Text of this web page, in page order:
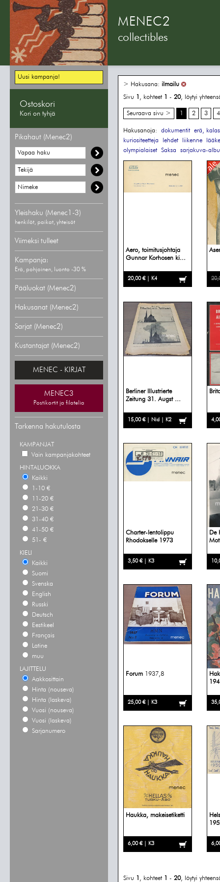
MENEC2
collectibles
Uusi kampanja!
Ostoskori
Kori on tyhjä
Pikahaut (Menec2)
Yleishaku (Menec1-3)
henkilöt, paikat, yhteisöt
Viimeksi tulleet
Kampanja:
Erä, pohjoinen, luonto -30 %
Pääluokat (Menec2)
Hakusanat (Menec2)
Sarjat (Menec2)
Kustantajat (Menec2)
MENEC - KIRJAT
MENEC3
Postikortit ja filatelia
Tarkenna hakutulosta
KAMPANJAT
Vain kampanjakohteet
HINTALUOKKA
Kaikki
1-10 €
11-20 €
21-30 €
31-40 €
41-50 €
51- €
KIELI
Kaikki
Suomi
Svenska
English
Russki
Deutsch
Eestikeel
Français
Latine
muu
LAJITTELU
Aakkosittain
Hinta (nouseva)
Hinta (laskeva)
Vuosi (nouseva)
Vuosi (laskeva)
Sarjanumero
> Hakusana: ilmailu
Sivu 1 , kohteet 1 - 20, löytyi
Seuraava sivu > 1 2 3 4
Hakusanoja: dokumentit
erä,
kuriositeetteja
lehdet liikenne
olympialaiset
Saksa sarjakuva-
Aero, toimitusjohtaja
Gunnar Korhosen ki...
20,00 € | K4
Berliner Illustrierte
Zeitung 31. Augst ...
15,00 € | Nid | K2
Charter-lentolippu
Rhodokselle 1973
3,50 € | K3
De
Forum 1937,8
25,00 € | K3
Haukka, makeisetiketti
6,00 € | K3
Sivu 1 , kohteet 1 - 20, löytyi